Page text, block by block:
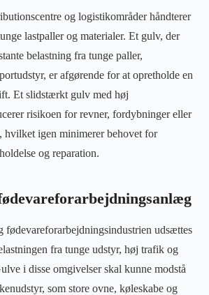
og logistikområder håndterer
lastpaller og materialer. Et gulv, der
belastning fra tunge paller,
er afgørende for at opretholde en
Et slidstærkt gulv med høj
risikoen for revner, fordybninger eller
hvilket igen minimerer behovet for
og reparation.
fødevareforarbejdningsindustrien udsættes
fra tunge udstyr, høj trafik og
i disse omgivelser skal kunne modstå
som store ovne, køleskabe og